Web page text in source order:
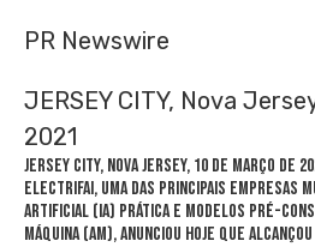
PR Newswire
JERSEY CITY, Nova
2021
JERSEY CITY, Nova Jersey, 10 de março de
ElectrifAi, uma das principais empresas
artificial (IA) prática e modelos pré-
máquina (AM), anunciou hoje que